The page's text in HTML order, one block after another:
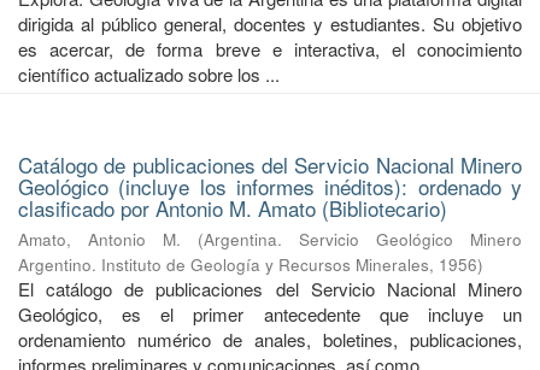
dirigida al público general, docentes y estudiantes. Su objetivo
es acercar, de forma breve e interactiva, el conocimiento
científico actualizado sobre los ...
Catálogo de publicaciones del Servicio Nacional Minero
Geológico (incluye los informes inéditos): ordenado y
clasificado por Antonio M. Amato (Bibliotecario)
Amato, Antonio M. (Argentina. Servicio Geológico Minero
Argentino. Instituto de Geología y Recursos Minerales, 1956)
El catálogo de publicaciones del Servicio Nacional Minero
Geológico, es el primer antecedente que incluye un
ordenamiento numérico de anales, boletines, publicaciones,
informes preliminares y comunicaciones, así como ...